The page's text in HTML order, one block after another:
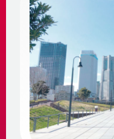
INFORMATION
お知らせ
メディア
更新情報
ご挨拶
みなとみらい21熱
脱炭素への取組み
脱炭素関連サー
事業概要 ～地域冷
地域冷暖房の仕組
企業情報